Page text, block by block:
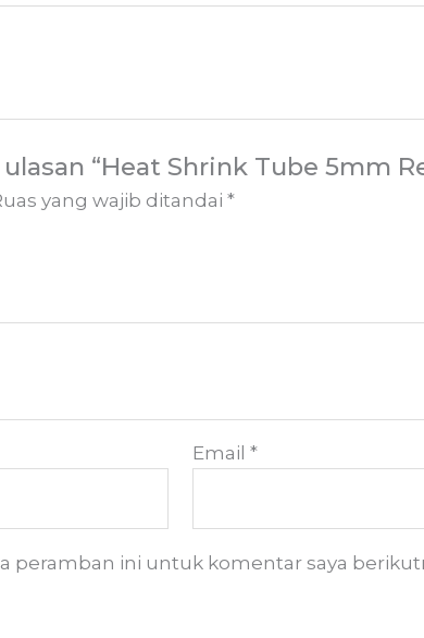
“Heat Shrink Tube 5mm
yang wajib ditandai*
Email*
peramban ini untuk komentar saya